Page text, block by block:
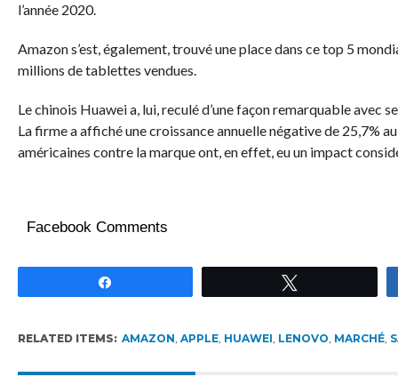
l’année 2020.
Amazon s’est, également, trouvé une place dans ce top 5
millions de tablettes vendues.
Le chinois Huawei a, lui, reculé d’une façon remarquable avec
La firme a affiché une croissance annuelle négative de 25,7%
américaines contre la marque ont, en effet, eu un impact
Facebook Comments
RELATED ITEMS: AMAZON, APPLE, HUAWEI, LENOVO, MARCHÉ,